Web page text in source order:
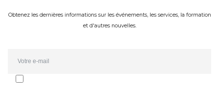
Obtenez les dernières informations sur les événements, les services, la formation
et d'autres nouvelles.
J'accepte de recevoir la newsletter et les communications d'Oporto